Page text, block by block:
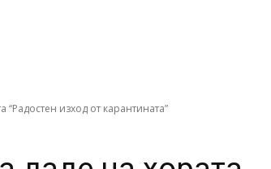
изход от карантината”